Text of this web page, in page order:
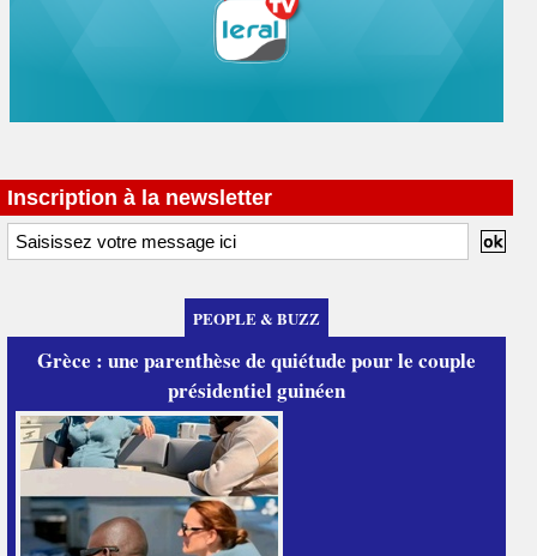
Inscription à la newsletter
PEOPLE & BUZZ
Grèce : une parenthèse de quiétude pour le couple
présidentiel guinéen